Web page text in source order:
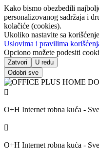
Kako bismo obezbedili
personalizovanog sadržaja i
kolačiće (cookies).
Ukoliko nastavite sa
Uslovima i pravilima
Opciono možete podesiti
Zatvori
U redu
Odobri sve

O+H Internet robna kuća -

O+H Internet robna kuća -